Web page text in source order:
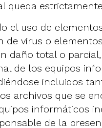
queda
el uso de
de virus o
daño total o
de los equipos
incluidos
archivos que se
informáticos
de la